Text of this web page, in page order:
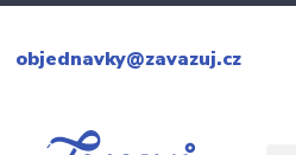
objednavky@zavazuj.cz